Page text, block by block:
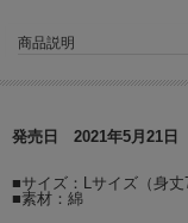
商品説明
発売日 2021年5月21日
■サイズ：Lサイズ（身丈
■素材：綿